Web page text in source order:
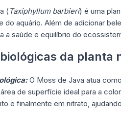
( Taxiphyllum barbieri) é uma
do aquário. Além de adicionar
a saúde e equilíbrio do
da planta
O Moss de Java atua
de superfície ideal para a
e finalmente em nitrato,